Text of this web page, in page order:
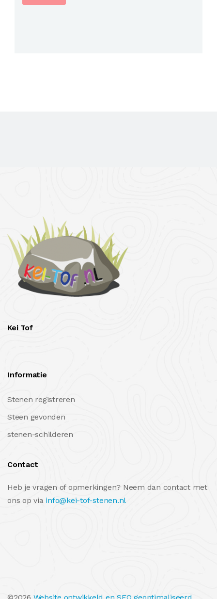
Kei Tof
Informatie
Stenen registreren
Steen gevonden
stenen-schilderen
Contact
Heb je vragen of opmerkingen? Neem dan contact met
ons op via info@kei-tof-stenen.nl